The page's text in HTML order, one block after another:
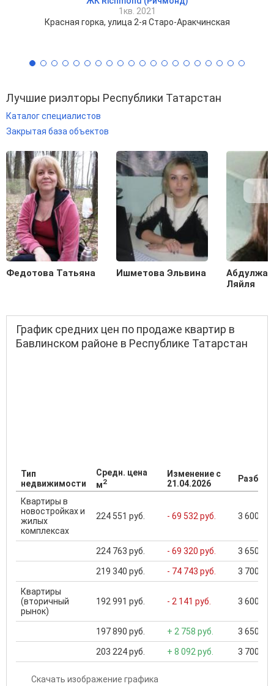
1кв. 2021
Красная горка, улица 2-я Старо-Аракчинская
Лучшие риэлторы Республики Татарстан
Каталог специалистов
Закрытая база объектов
Федотова Татьяна Ишметова Эльвина
Ляйля
График средних цен по продаже квартир в
Бавлинском районе в Республике Татарстан
Тип
недвижимости
Средн. цена
м2
Изменение с
21.04.2026
Квартиры в
новостройках и
жилых
комплексах
224 551 руб. - 69 532 руб. 3 600
224 763 руб. - 69 320 руб. 3 650
219 340 руб. - 74 743 руб. 3 700
Квартиры
(вторичный
рынок)
192 991 руб. - 2 141 руб. 3 600
197 890 руб. + 2 758 руб. 3 650
203 224 руб. + 8 092 руб. 3 700
Скачать изображение графика